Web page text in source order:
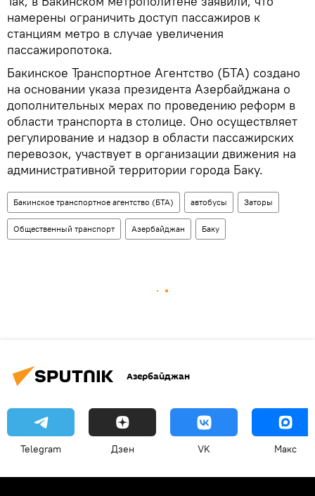
намерены ограничить доступ пассажиров к
станциям метро в случае увеличения
пассажиропотока.
Бакинское Транспортное Агентство (БТА) создано
на основании указа президента Азербайджана о
дополнительных мерах по проведению реформ в
области транспорта в столице. Оно осуществляет
регулирование и надзор в области пассажирских
перевозок, участвует в организации движения на
административной территории города Баку.
Бакинское транспортное агентство (БТА) автобусы Заторы
Общественный транспорт Азербайджан Баку
Азербайджан
Telegram Дзен VK Макс